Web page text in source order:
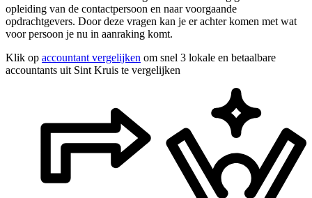
opleiding van de contactpersoon en naar voorgaande
opdrachtgevers. Door deze vragen kan je er achter komen met wat
voor persoon je nu in aanraking komt.
Klik op accountant vergelijken om snel 3 lokale en betaalbare
accountants uit Sint Kruis te vergelijken